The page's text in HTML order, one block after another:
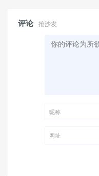
评论 抢沙发